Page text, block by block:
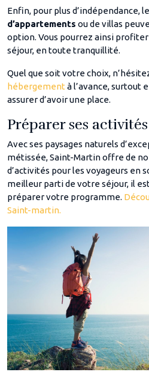
Enfin, pour plus d’indépendance,
d’appartements ou de villas
option. Vous pourrez ainsi
séjour, en toute tranquillité.
Quel que soit votre choix,
hébergement à l’avance, surtout
assurer d’avoir une place.
Préparer ses
Avec ses paysages naturels
métissée, Saint-Martin offre de
d’activités pour les voyageurs en
meilleur parti de votre séjour, il
préparer votre programme.
Saint-martin.